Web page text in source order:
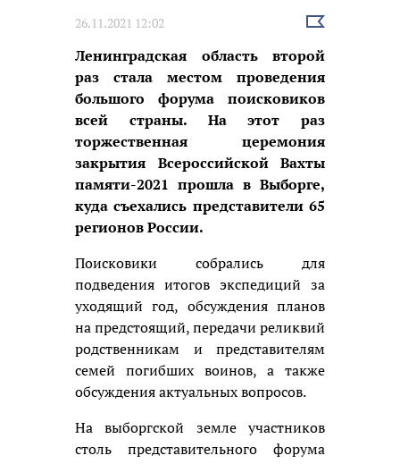
26.11.2021 12:02
Выбрать
Ленинградская область второй
раз стала местом проведения
большого форума поисковиков
всей страны. На этот раз
торжественная церемония
закрытия Всероссийской Вахты
памяти-2021 прошла в Выборге,
куда съехались представители 65
регионов России.
Поисковики собрались для
подведения итогов экспедиций за
уходящий год, обсуждения планов
на предстоящий, передачи реликвий
родственникам и представителям
семей погибших воинов, а также
обсуждения актуальных вопросов.
На выборгской земле участников
столь представительного форума